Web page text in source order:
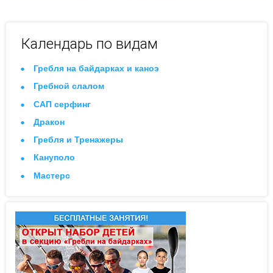
Календарь по видам
Гребля на байдарках и каноэ
Гребной слалом
САП серфинг
Дракон
Гребля и Тренажеры
Кануполо
Мастерс